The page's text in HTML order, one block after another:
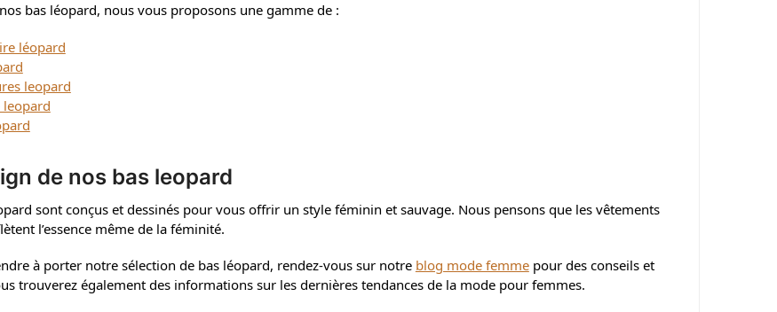
bas léopard, nous vous proposons une gamme de :
léopard
leopard
leopard
de nos bas leopard
sont conçus et dessinés pour vous offrir un style féminin et sauvage. Nous pensons que les vêtements
l’essence même de la féminité.
à porter notre sélection de bas léopard, rendez-vous sur notre blog mode femmepour des conseils et
trouverez également des informations sur les dernières tendances de la mode pour femmes.